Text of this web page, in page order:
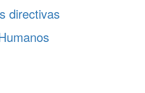
directivas